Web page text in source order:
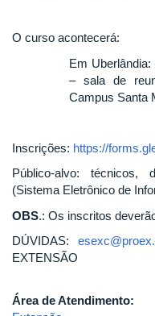
O curso acontecerá:
Em Uberlândia:
– sala de
Campus Santa
Inscrições: https://
Público-alvo: técnicos,
(Sistema Eletrônico de
OBS.: Os inscritos
DÚVIDAS:
EXTENSÃO
Área de Atendimento: